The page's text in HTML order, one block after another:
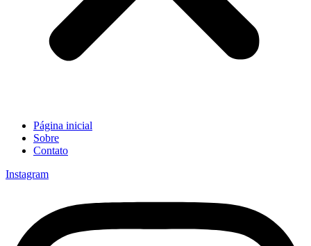
Página inicial
Sobre
Contato
Instagram